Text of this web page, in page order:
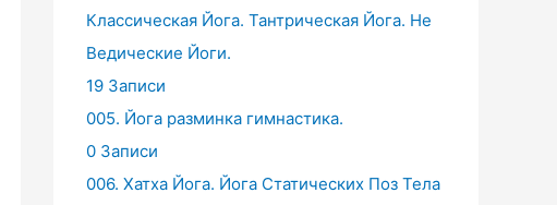
Классическая Йога. Тантрическая Йога. Не
Ведические Йоги.
19 Записи
005. Йога разминка гимнастика.
0 Записи
006. Хатха Йога. Йога Статических Поз Тела